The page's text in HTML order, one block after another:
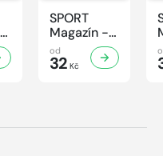
SPORT
Magazín -
30/2026
od
32 Kč